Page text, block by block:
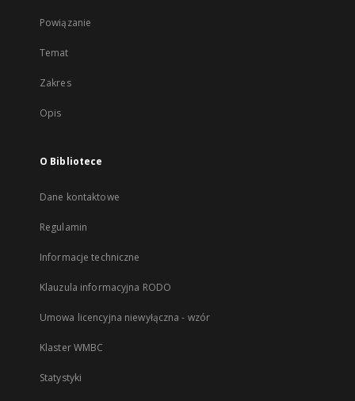
Powiązanie
Temat
Zakres
Opis
O Bibliotece
Dane kontaktowe
Regulamin
Informacje techniczne
Klauzula informacyjna RODO
Umowa licencyjna niewyłączna - wzór
Klaster WMBC
Statystyki